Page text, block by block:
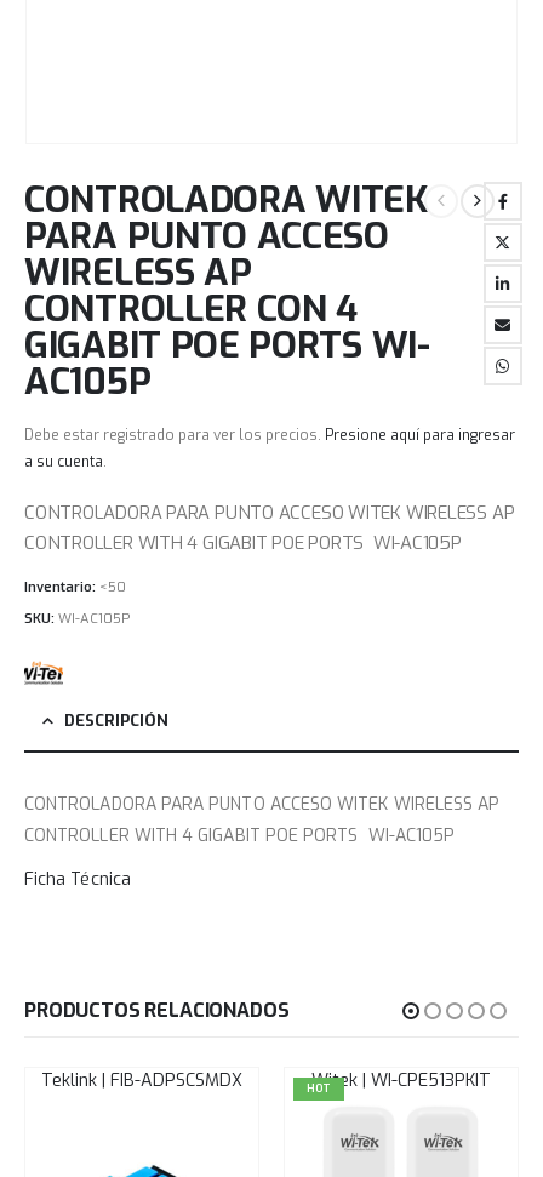
CONTROLADORA WITEK
PARA PUNTO ACCESO
WIRELESS AP
CONTROLLER CON 4
GIGABIT POE PORTS WI-
AC105P
Debe estar registrado para ver los precios. Presione aquí para ingresar
a su cuenta.
CONTROLADORA PARA PUNTO ACCESO WITEK WIRELESS AP
CONTROLLER WITH 4 GIGABIT POE PORTS WI-AC105P
Inventario: <50
SKU: WI-AC105P
DESCRIPCIÓN
CONTROLADORA PARA PUNTO ACCESO WITEK WIRELESS AP
CONTROLLER WITH 4 GIGABIT POE PORTS WI-AC105P
Ficha Técnica
PRODUCTOS RELACIONADOS
Teklink | FIB-ADPSCSMDX HOT
Witek | WI-CPE513PKIT